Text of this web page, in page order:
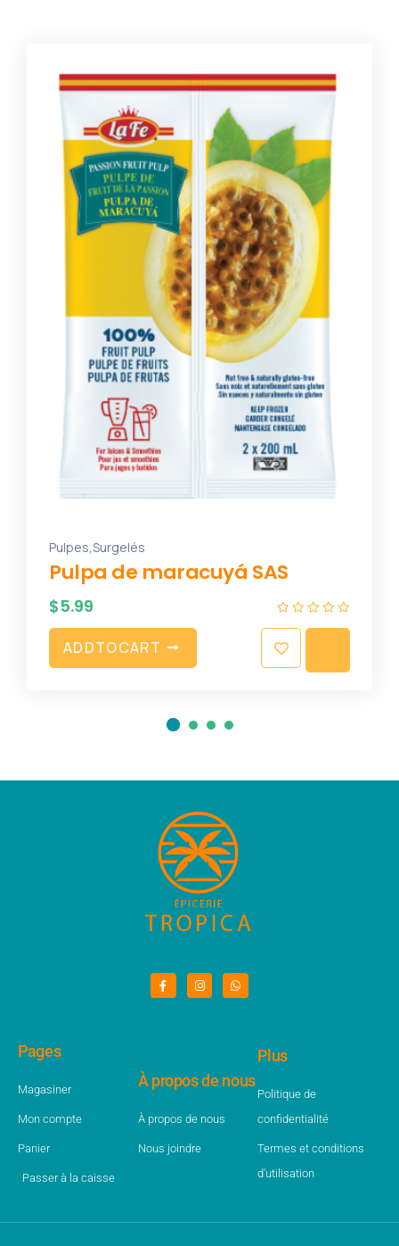
Pulpes,Surgelés
Pulpa de maracuyá SAS
$5.99
ADDTOCART
Pages
Magasiner
Mon compte
Panier
Passer à la caisse
À propos de nous
À propos de nous
Nous joindre
Plus
Politique de
confidentialité
Termes et conditions
d'utilisation